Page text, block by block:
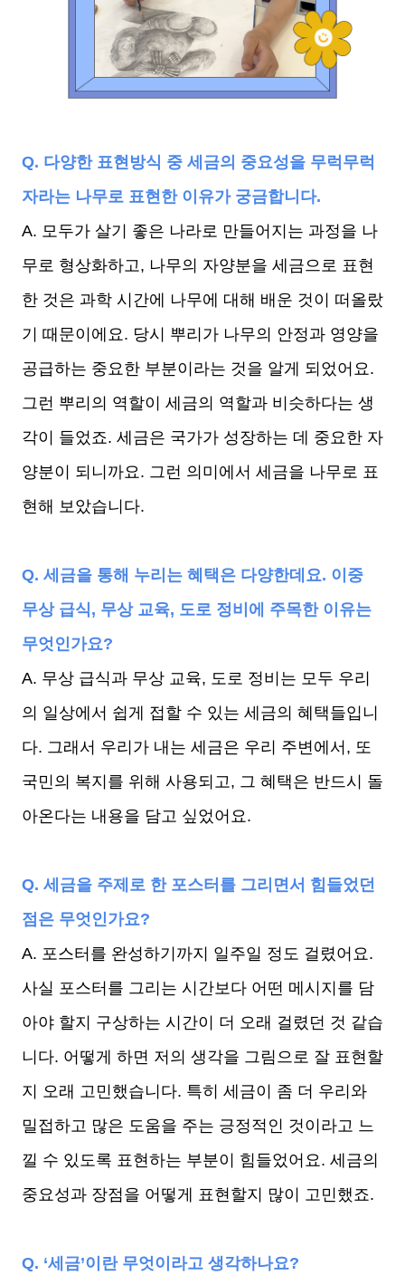
Q. 다양한 표현방식 중 세금의 중요성을 무럭무럭
자라는 나무로 표현한 이유가 궁금합니다.
A. 모두가 살기 좋은 나라로 만들어지는 과정을 나
무로 형상화하고, 나무의 자양분을 세금으로 표현
한 것은 과학 시간에 나무에 대해 배운 것이 떠올랐
기 때문이에요. 당시 뿌리가 나무의 안정과 영양을
공급하는 중요한 부분이라는 것을 알게 되었어요.
그런 뿌리의 역할이 세금의 역할과 비슷하다는 생
각이 들었죠. 세금은 국가가 성장하는 데 중요한 자
양분이 되니까요. 그런 의미에서 세금을 나무로 표
현해 보았습니다.
Q. 세금을 통해 누리는 혜택은 다양한데요. 이중
무상 급식, 무상 교육, 도로 정비에 주목한 이유는
무엇인가요?
A. 무상 급식과 무상 교육, 도로 정비는 모두 우리
의 일상에서 쉽게 접할 수 있는 세금의 혜택들입니
다. 그래서 우리가 내는 세금은 우리 주변에서, 또
국민의 복지를 위해 사용되고, 그 혜택은 반드시 돌
아온다는 내용을 담고 싶었어요.
Q. 세금을 주제로 한 포스터를 그리면서 힘들었던
점은 무엇인가요?
A. 포스터를 완성하기까지 일주일 정도 걸렸어요.
사실 포스터를 그리는 시간보다 어떤 메시지를 담
아야 할지 구상하는 시간이 더 오래 걸렸던 것 같습
니다. 어떻게 하면 저의 생각을 그림으로 잘 표현할
지 오래 고민했습니다. 특히 세금이 좀 더 우리와
밀접하고 많은 도움을 주는 긍정적인 것이라고 느
낄 수 있도록 표현하는 부분이 힘들었어요. 세금의
중요성과 장점을 어떻게 표현할지 많이 고민했죠.
Q. ‘세금’이란 무엇이라고 생각하나요?